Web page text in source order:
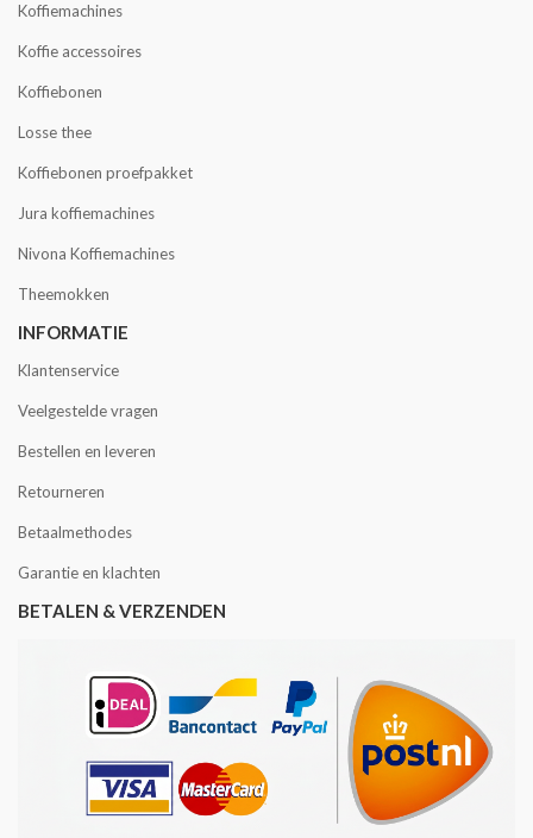
Koffiemachines
Koffie accessoires
Koffiebonen
Losse thee
Koffiebonen proefpakket
Jura koffiemachines
Nivona Koffiemachines
Theemokken
INFORMATIE
Klantenservice
Veelgestelde vragen
Bestellen en leveren
Retourneren
Betaalmethodes
Garantie en klachten
BETALEN & VERZENDEN